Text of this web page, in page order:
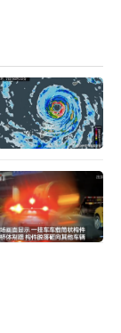
确的叙事策
。”
育精神的单
不该有如此
越刻板印象
。公众的讨